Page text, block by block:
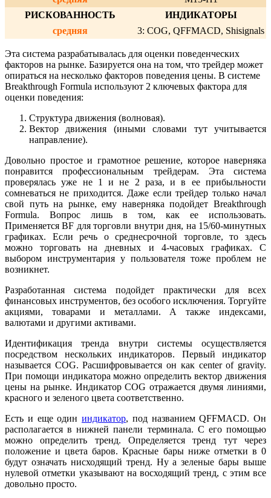
РИСКОВАННОСТЬ
ИНДИКАТОРЫ
средняя
3: COG, QFFMACD, Shisignals
Эта система разрабатывалась для оценки поведенческих
факторов на рынке. Базируется она на том, что трейдер может
опираться на несколько факторов поведения цены. В системе
Breakthrough Formula используют 2 ключевых фактора для
оценки поведения:
Структура движения (волновая).
Вектор движения (иными словами тут учитывается
направление).
Довольно простое и грамотное решение, которое наверняка
понравится профессиональным трейдерам. Эта система
проверялась уже не 1 и не 2 раза, и в ее прибыльности
сомневаться не приходится. Даже если трейдер только начал
свой путь на рынке, ему наверняка подойдет Breakthrough
Formula. Вопрос лишь в том, как ее использовать.
Применяется BF для торговли внутри дня, на 15/60-минутных
графиках. Если речь о среднесрочной торговле, то здесь
можно торговать на дневных и 4-часовых графиках. С
выбором инструментария у пользователя тоже проблем не
возникнет.
Разработанная система подойдет практически для всех
финансовых инструментов, без особого исключения. Торгуйте
акциями, товарами и металлами. А также индексами,
валютами и другими активами.
Идентификация тренда внутри системы осуществляется
посредством нескольких индикаторов. Первый индикатор
называется COG. Расшифровывается он как center of gravity.
При помощи индикатора можно определить вектор движения
цены на рынке. Индикатор COG отражается двумя линиями,
красного и зеленого цвета соответственно.
Есть и еще один индикатор, под названием QFFMACD. Он
располагается в нижней панели терминала. С его помощью
можно определить тренд. Определяется тренд тут через
положение и цвета баров. Красные бары ниже отметки в 0
будут означать нисходящий тренд. Ну а зеленые бары выше
нулевой отметки указывают на восходящий тренд, с этим все
довольно просто.